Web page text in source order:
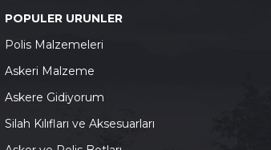
POPULER URUNLER
Polis Malzemeleri
Askeri Malzeme
Askere Gidiyorum
Silah Kılıfları ve Aksesuarları